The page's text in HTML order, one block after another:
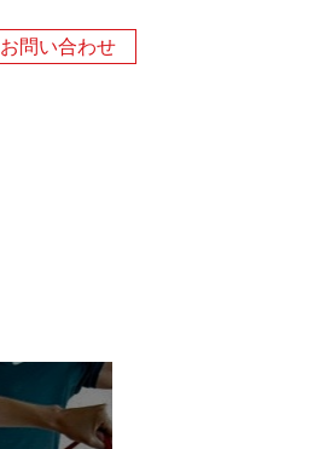
お問い合わせ